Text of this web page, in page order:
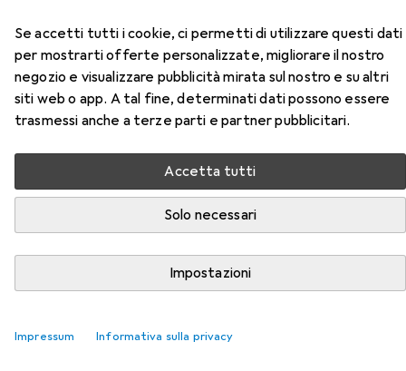
Se accetti tutti i cookie, ci permetti di utilizzare questi dati
per mostrarti offerte personalizzate, migliorare il nostro
negozio e visualizzare pubblicità mirata sul nostro e su altri
siti web o app. A tal fine, determinati dati possono essere
trasmessi anche a terze parti e partner pubblicitari.
Accetta tutti
Solo necessari
Impostazioni
Impressum Informativa sulla privacy
Accessori per Röhm Mandrino
base MZB
Qui trovi accessori adatti per il prodotto Röhm Mandrino
Röhmmanicotto di serraggio